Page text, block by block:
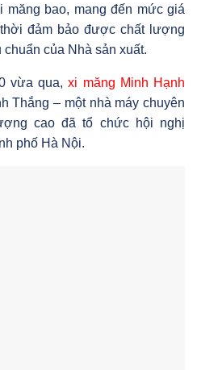
bao, mang đến mức giá
đảm bảo được chất lượng
của Nhà sản xuất.
vừa qua, xi măng Minh Hạnh
Thắng – một nhà máy chuyên
cao đã tổ chức hội nghị
phố Hà Nội.